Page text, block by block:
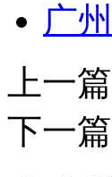
广
上一
下一篇